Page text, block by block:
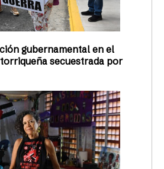
gubernamental en el
secuestrada por